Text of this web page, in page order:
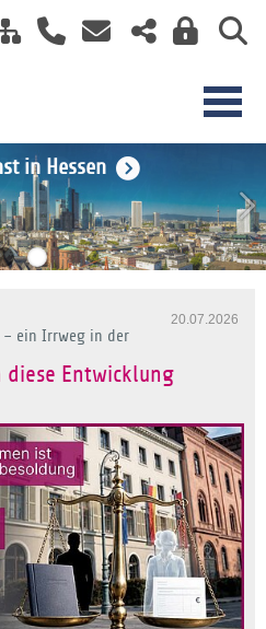
in Hessen
20.07.2026
– ein Irrweg in der
diese Entwicklung